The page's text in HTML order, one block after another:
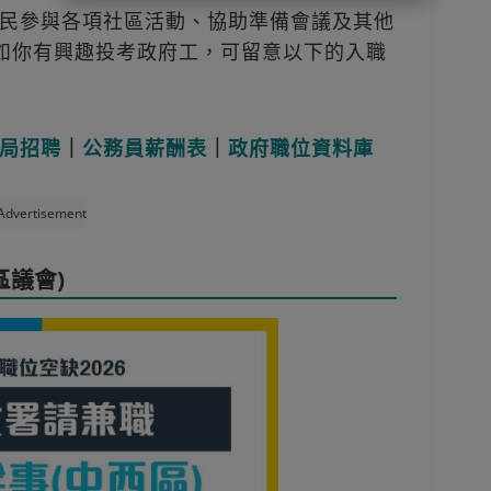
參與各項社區活動、協助準備會議及其他
有興趣投考政府工，可留意以下的入職
招聘 公務員薪酬表 政府職位資料庫
議會)